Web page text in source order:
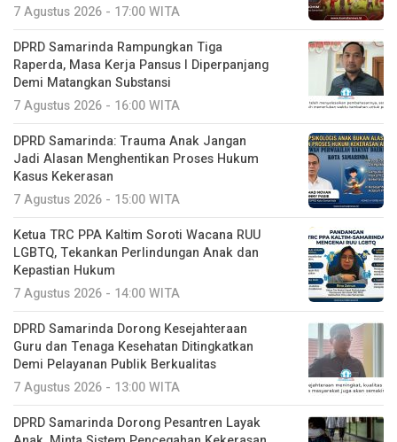
7 Agustus 2026 - 17:00 WITA
DPRD Samarinda Rampungkan Tiga
Raperda, Masa Kerja Pansus I Diperpanjang
Demi Matangkan Substansi
7 Agustus 2026 - 16:00 WITA
DPRD Samarinda: Trauma Anak Jangan
Jadi Alasan Menghentikan Proses Hukum
Kasus Kekerasan
7 Agustus 2026 - 15:00 WITA
Ketua TRC PPA Kaltim Soroti Wacana RUU
LGBTQ, Tekankan Perlindungan Anak dan
Kepastian Hukum
7 Agustus 2026 - 14:00 WITA
DPRD Samarinda Dorong Kesejahteraan
Guru dan Tenaga Kesehatan Ditingkatkan
Demi Pelayanan Publik Berkualitas
7 Agustus 2026 - 13:00 WITA
DPRD Samarinda Dorong Pesantren Layak